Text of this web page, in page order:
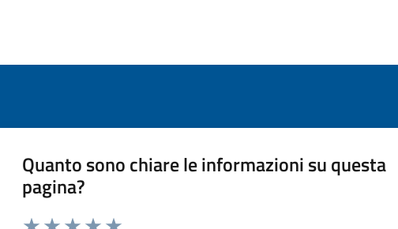
Quanto sono chiare le informazioni su questa
pagina?
Valuta da 1 a 5 stelle la pagina